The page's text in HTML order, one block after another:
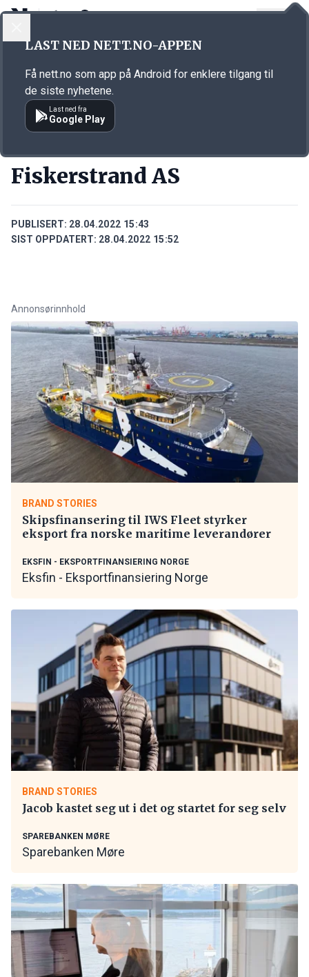
Annonsørinnhold
Fiskerstrand AS
PUBLISERT: 28.04.2022 15:43
SIST OPPDATERT: 28.04.2022 15:52
Annonsørinnhold
BRAND STORIES
Skipsfinansering til IWS Fleet styrker
eksport fra norske maritime leverandører
EKSFIN - EKSPORTFINANSIERING NORGE
Eksfin - Eksportfinansiering Norge
BRAND STORIES
Jacob kastet seg ut i det og startet for seg selv
SPAREBANKEN MØRE
Sparebanken Møre
LAST NED NETT.NO-APPEN
Få nett.no som app på Android for enklere tilgang til
de siste nyhetene.
Last ned fra
Google Play